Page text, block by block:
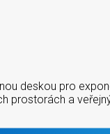
deskou pro
prostorách a